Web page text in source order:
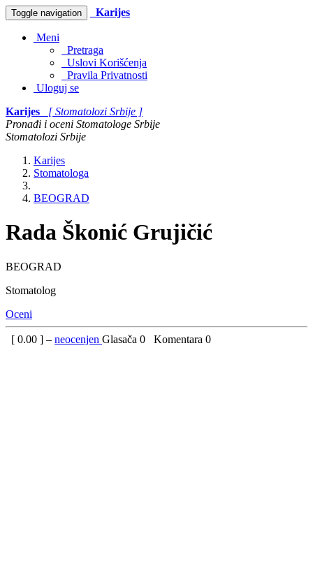
Toggle navigation Karijes
Meni
Pretraga
Uslovi Korišćenja
Pravila Privatnosti
Uloguj se
Karijes
[ Stomatolozi Srbije ]
Pronađi i oceni Stomatologe Srbije
Stomatolozi Srbije
Karijes
Stomatologa
BEOGRAD
Rada Škonić Grujičić
BEOGRAD
Stomatolog
Oceni
[ 0.00 ] – neocenjen Glasača 0 Komentara 0